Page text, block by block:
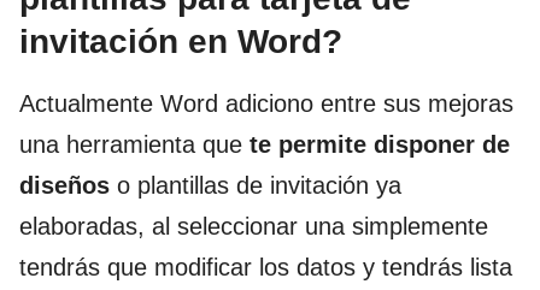
invitación en Word?
Actualmente Word adiciono entre sus mejoras
una herramienta que te permite disponer de
diseños o plantillas de invitación ya
elaboradas, al seleccionar una simplemente
tendrás que modificar los datos y tendrás lista